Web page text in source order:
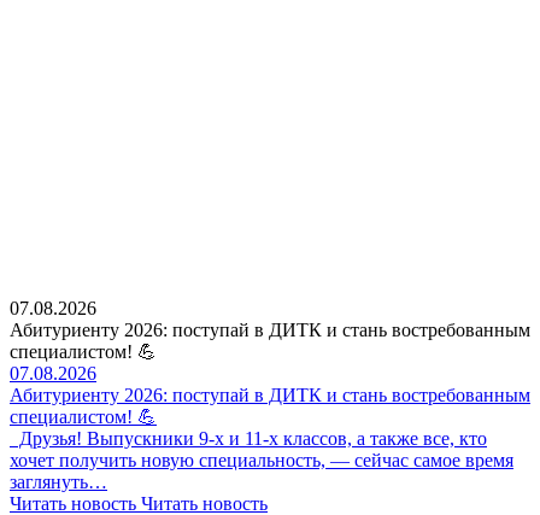
07.08.2026
Абитуриенту 2026: поступай в ДИТК и стань востребованным
специалистом! 💪
07.08.2026
Абитуриенту 2026: поступай в ДИТК и стань востребованным
специалистом! 💪
Друзья! Выпускники 9-х и 11-х классов, а также все, кто
хочет получить новую специальность, — сейчас самое время
заглянуть…
Читать новость Читать новость